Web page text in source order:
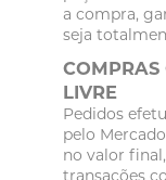
a compra,
seja
LIVRE
Pedidos
pelo
no valor
transações